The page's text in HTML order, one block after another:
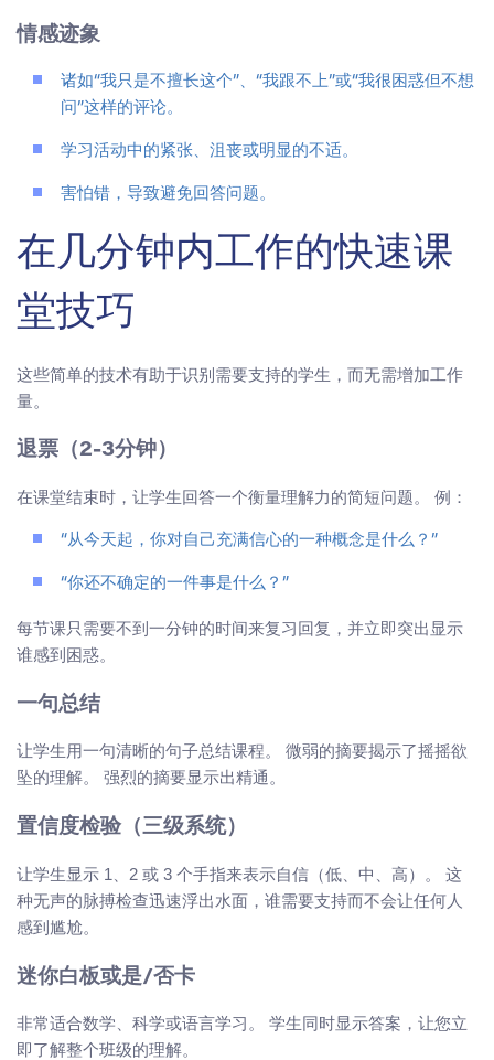
情感迹象
诸如“我只是不擅长这个”、“我跟不上”或“我很困惑但不想
问”这样的评论。
学习活动中的紧张、沮丧或明显的不适。
害怕错，导致避免回答问题。
在几分钟内工作的快速课
堂技巧
这些简单的技术有助于识别需要支持的学生，而无需增加工作
量。
退票（2-3分钟）
在课堂结束时，让学生回答一个衡量理解力的简短问题。 例：
“从今天起，你对自己充满信心的一种概念是什么？”
“你还不确定的一件事是什么？”
每节课只需要不到一分钟的时间来复习回复，并立即突出显示
谁感到困惑。
一句总结
让学生用一句清晰的句子总结课程。 微弱的摘要揭示了摇摇欲
坠的理解。 强烈的摘要显示出精通。
置信度检验（三级系统）
让学生显示 1、2 或 3 个手指来表示自信（低、中、高）。 这
种无声的脉搏检查迅速浮出水面，谁需要支持而不会让任何人
感到尴尬。
迷你白板或是/否卡
非常适合数学、科学或语言学习。 学生同时显示答案，让您立
即了解整个班级的理解。